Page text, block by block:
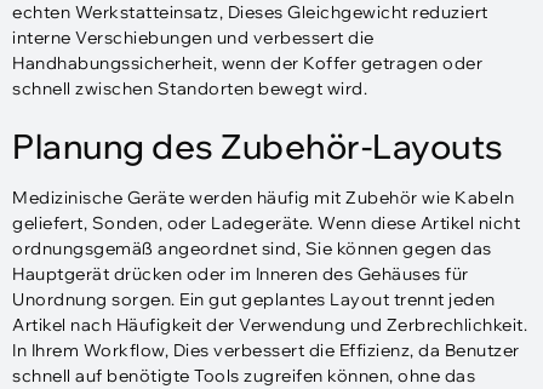
echten Werkstatteinsatz, Dieses Gleichgewicht reduziert
interne Verschiebungen und verbessert die
Handhabungssicherheit, wenn der Koffer getragen oder
schnell zwischen Standorten bewegt wird.
Planung des Zubehör-Layouts
Medizinische Geräte werden häufig mit Zubehör wie Kabeln
geliefert, Sonden, oder Ladegeräte. Wenn diese Artikel nicht
ordnungsgemäß angeordnet sind, Sie können gegen das
Hauptgerät drücken oder im Inneren des Gehäuses für
Unordnung sorgen. Ein gut geplantes Layout trennt jeden
Artikel nach Häufigkeit der Verwendung und Zerbrechlichkeit.
In Ihrem Workflow, Dies verbessert die Effizienz, da Benutzer
schnell auf benötigte Tools zugreifen können, ohne das